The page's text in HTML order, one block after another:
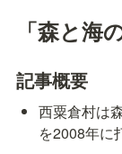
「森と海
記事概要
西粟倉村は
を2008年に